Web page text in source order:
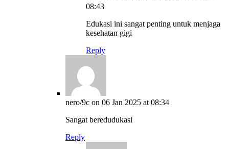
08:43
Edukasi ini sangat penting untuk menjaga
kesehatan gigi
Reply
nero/9c on 06 Jan 2025 at 08:34
Sangat beredudukasi
Reply